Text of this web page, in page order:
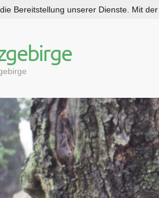
Bereitstellung unserer Dienste. Mit